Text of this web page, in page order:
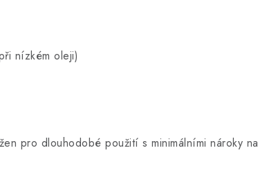
nízkém oleji)
pro dlouhodobé použití s minimálními nároky na